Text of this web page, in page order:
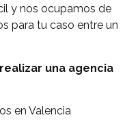
y nos ocupamos de
para tu caso entre un
una agencia
en Valencia